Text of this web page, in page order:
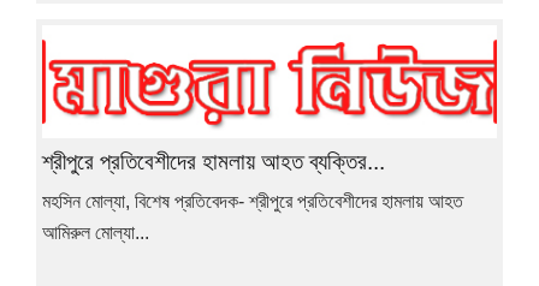
শ্রীপুরে প্রতিবেশীদের হামলায় আহত ব্যক্তির...
মহসিন মোল্যা, বিশেষ প্রতিবেদক- শ্রীপুরে প্রতিবেশীদের হামলায় আহত
আমিরুল মোল্যা...